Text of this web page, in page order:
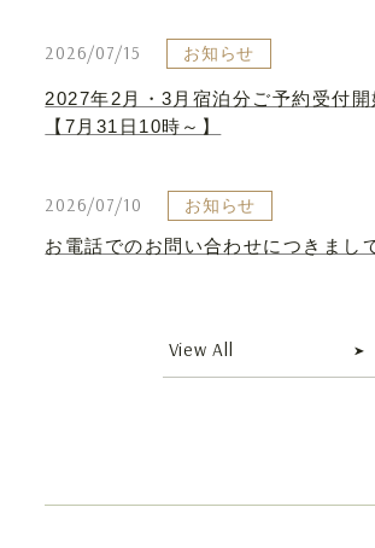
2026/07/15 お知らせ
2027年2月・3月宿泊分ご予約受付開
【7月31日10時～】
2026/07/10 お知らせ
お電話でのお問い合わせにつきまし
View All